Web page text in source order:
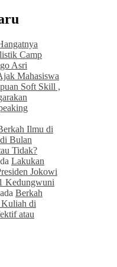
Camp
Asri
Mahasiswa
Soft Skill ,
Ilmu di
Bulan
Tidak?
Lakukan
Jokowi
Kedungwuni
Berkah
di
atau